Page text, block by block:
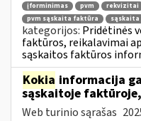
įforminimas pvm rekvizitai
pvm sąskaita faktūra
kategorijos: Pridėtinės
faktūros, reikalavimai
sąskaitos faktūros
Kokia informacija
sąskaitoje
Web turinio sąrašas